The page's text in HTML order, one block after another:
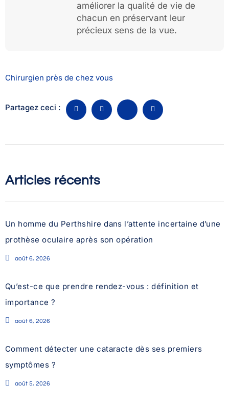
améliorer la qualité de vie de
chacun en préservant leur
précieux sens de la vue.
Chirurgien près de chez vous
Partagez ceci :
Articles récents
Un homme du Perthshire dans l’attente incertaine d’une
prothèse oculaire après son opération
août 6, 2026
Qu’est-ce que prendre rendez-vous : définition et
importance ?
août 6, 2026
Comment détecter une cataracte dès ses premiers
symptômes ?
août 5, 2026